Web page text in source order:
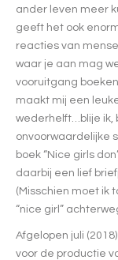
ander leven meer
geeft het ook
reacties van
waar je aan mag
vooruitgang
maakt mij een
wederhelft…blije ik,
onvoorwaardelijke
boek “Nice girls
daarbij een lief
(Misschien moet ik
“nice girl”
Afgelopen juli
voor de productie